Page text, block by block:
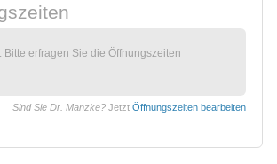
Bitte erfragen Sie die Öffnungszeiten
Sind Sie Dr. Manzke? Jetzt Öffnungszeiten bearbeiten